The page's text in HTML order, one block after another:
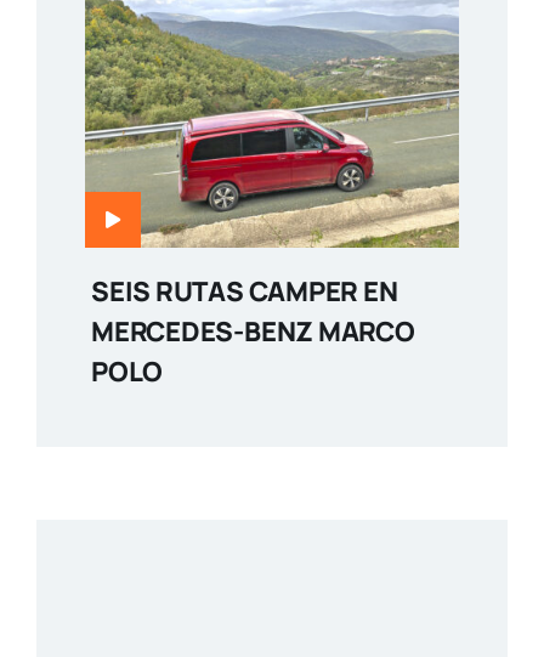
SEIS RUTAS CAMPER EN
MERCEDES-BENZ MARCO
POLO